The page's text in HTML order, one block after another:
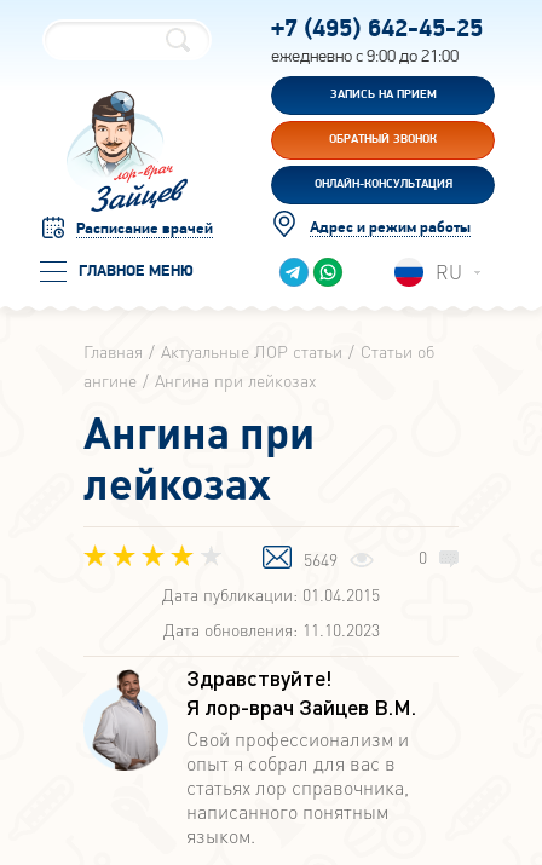
Расписание врачей
ГЛАВНОЕ МЕНЮ
+7 (495) 642-45-25
ежедневно с 9:00 до 21:00
ЗАПИСЬ НА ПРИЕМ
ОБРАТНЫЙ ЗВОНОК
ОНЛАЙН-КОНСУЛЬТАЦИЯ
Адрес и режим работы
RU
Главная Актуальные ЛОР статьи
Статьи об
ангине
Ангина при лейкозах
Ангина при
лейкозах
Дата публикации: 01.04.2015
Дата обновления: 11.10.2023
5649 0
Здравствуйте!
Я лор-врач Зайцев В.М.
Свой профессионализм и
опыт я собрал для вас в
статьях лор справочника,
написанного понятным
языком.